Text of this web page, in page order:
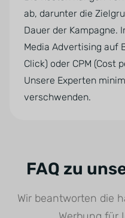
ab, darunter die
Dauer der Kampagne.
Media Advertising auf
Click) oder CPM (Cost
Unsere Experten
verschwenden.
FAQ zu
Wir beantworten die